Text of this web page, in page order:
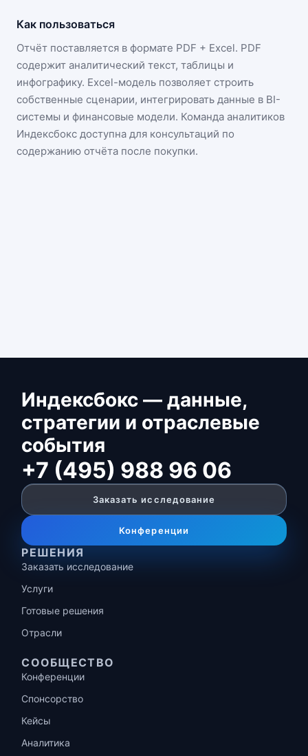
Как пользоваться
Отчёт поставляется в формате PDF + Excel. PDF
содержит аналитический текст, таблицы и
инфографику. Excel-модель позволяет строить
собственные сценарии, интегрировать данные в BI-
системы и финансовые модели. Команда аналитиков
Индексбокс доступна для консультаций по
содержанию отчёта после покупки.
Индексбокс — данные,
стратегии и отраслевые
события
+7 (495) 988 96 06
Заказать исследование
Конференции
РЕШЕНИЯ
Заказать исследование
Услуги
Готовые решения
Отрасли
СООБЩЕСТВО
Конференции
Спонсорство
Кейсы
Аналитика